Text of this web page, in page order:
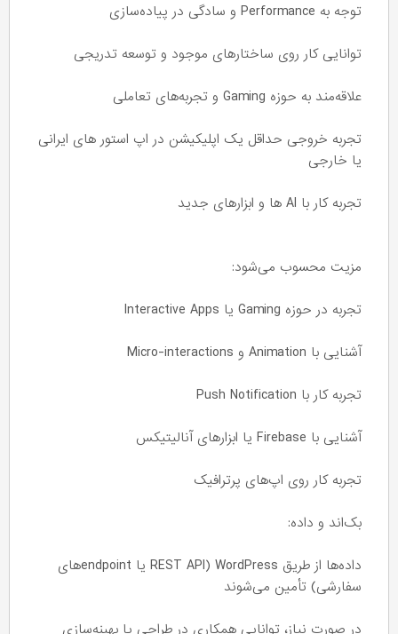
توجه به Performance و سادگی در پیاده‌سازی
توانایی کار روی ساختارهای موجود و توسعه تدریجی
علاقه‌مند به حوزه Gaming و تجربه‌های تعاملی
تجربه خروجی حداقل یک اپلیکیشن در اپ استور های ایرانی
یا خارجی
تجربه کار با AI ‌ها و ابزار‌های جدید
مزیت محسوب می‌شود:
تجربه در حوزه Gaming یا Interactive Apps
آشنایی با Animation و Micro-interactions
تجربه کار با Push Notification
آشنایی با Firebase یا ابزارهای آنالیتیکس
تجربه کار روی اپ‌های پرترافیک
بک‌اند و داده:
داده‌ها از طریق WordPress (REST API یا endpointهای
سفارشی) تأمین می‌شوند
در صورت نیاز، توانایی همکاری در طراحی یا بهینه‌سازی